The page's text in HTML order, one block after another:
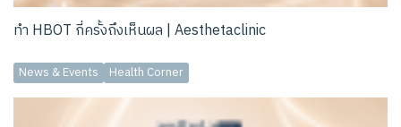
ทำ HBOT กี่ครั้งถึงเห็นผล | Aesthetaclinic
News & Events Health Corner